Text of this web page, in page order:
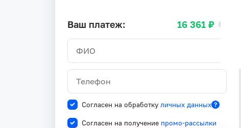
Ваш платеж: 16 361 ₽
Согласен на обработку личных данных
Согласен на получение промо-рассылки